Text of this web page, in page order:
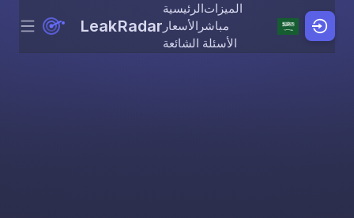
Skip to content
Menu LeakRadar
الرئيسيةالميزات
الأسعار مباشر
الأسئلة الشائعة